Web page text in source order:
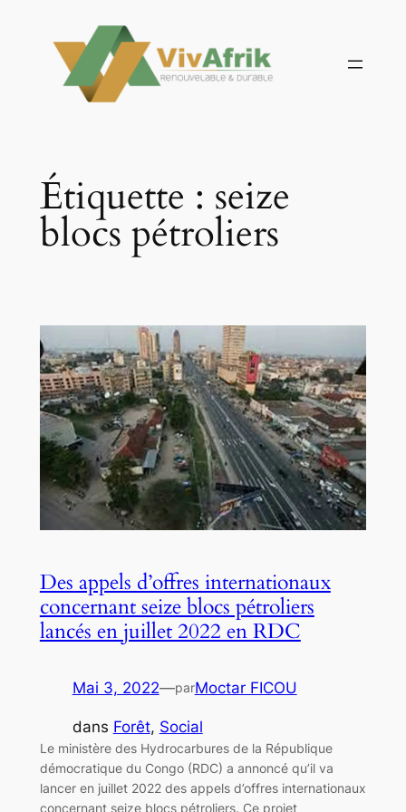
contenu
Étiquette : seize
blocs pétroliers
Des appels d’offres internationaux
concernant seize blocs pétroliers
lancés en juillet 2022 en RDC
Mai 3, 2022—parMoctar FICOU
dans Forêt, Social
Le ministère des Hydrocarbures de la République
démocratique du Congo (RDC) a annoncé qu’il va
lancer en juillet 2022 des appels d’offres internationaux
concernant seize blocs pétroliers. Ce projet